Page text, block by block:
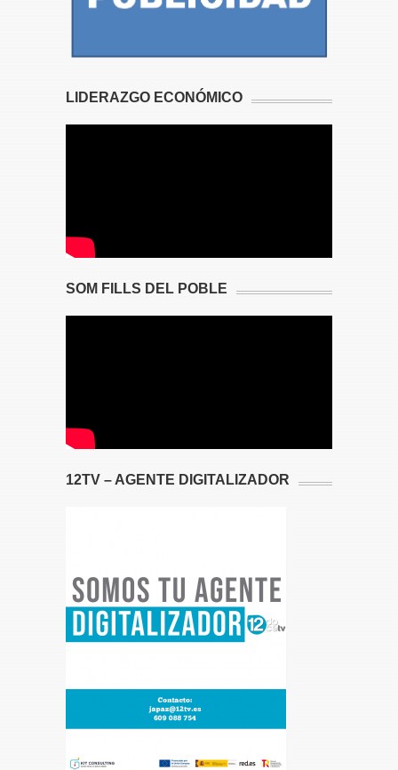
LIDERAZGO ECONÓMICO
SOM FILLS DEL POBLE
12TV – AGENTE DIGITALIZADOR